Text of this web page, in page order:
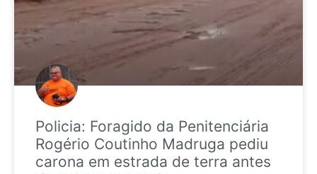
Policia: Foragido da Penitenciária
Rogério Coutinho Madruga pediu
carona em estrada de terra antes